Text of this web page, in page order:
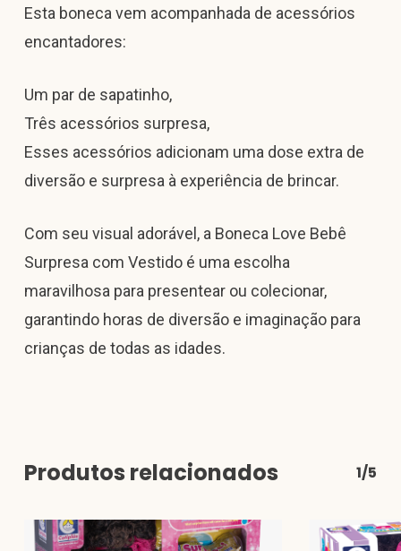
Esta boneca vem acompanhada de acessórios
encantadores:
Um par de sapatinho,
Três acessórios surpresa,
Esses acessórios adicionam uma dose extra de
diversão e surpresa à experiência de brincar.
Com seu visual adorável, a Boneca Love Bebê
Surpresa com Vestido é uma escolha
maravilhosa para presentear ou colecionar,
garantindo horas de diversão e imaginação para
crianças de todas as idades.
Produtos relacionados 1/5